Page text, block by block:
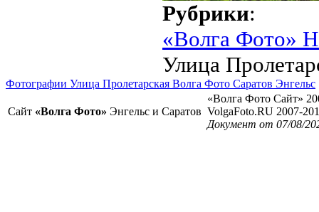
Рубрики:
«Волга Фото»
Улица
Фотографии Улица Пролетарская Волга Фото Саратов Энгельс
Сайт «Волга Фото» Энгельс и Саратов
«Волга Фото Сайт»
VolgaFoto.RU 2007-
Документ от 07/08/